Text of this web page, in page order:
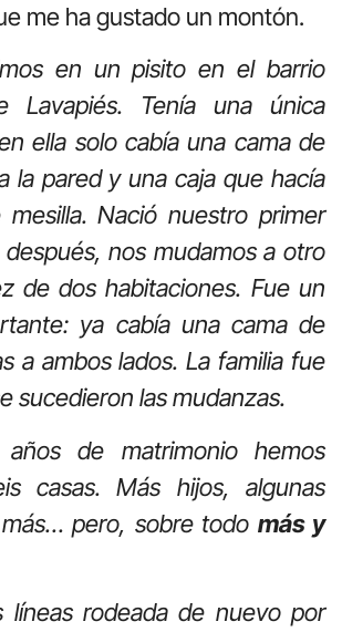
me ha gustado un montón.
en un pisito en el barrio
Lavapiés. Tenía una única
ella solo cabía una cama de
la pared y una caja que hacía
Nació nuestro primer
nos mudamos a otro
de dos habitaciones. Fue un
ya cabía una cama de
a ambos lados. La familia fue
sucedieron las mudanzas.
años de matrimonio hemos
casas. Más hijos, algunas
pero, sobre todo más y
líneas rodeada de nuevo por